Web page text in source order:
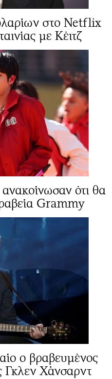
στο Netflix
με Κέιτζ
ανακοίνωσαν ότι θα
Grammy
ο βραβευμένος
Γκλεν Χάνσαρντ